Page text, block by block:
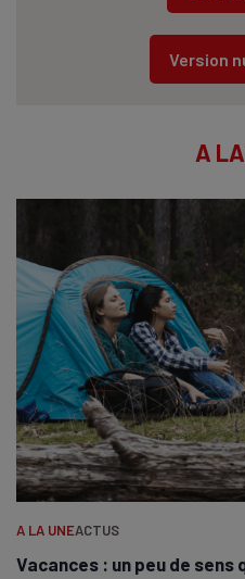
Version
A
A LA UNEACTUS
Vacances : un peu de sens